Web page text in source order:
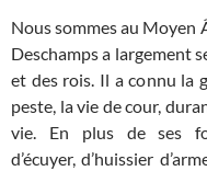
Nous sommes au Moyen
Deschamps a largement
et des rois. Il a connu la
peste, la vie de cour,
vie. En plus de ses
d’écuyer, d’huissier